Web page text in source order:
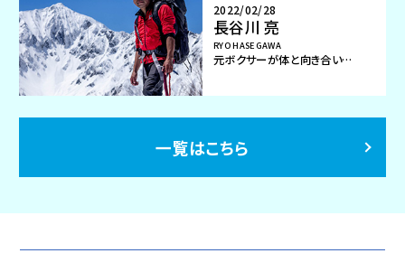
2022/02/28
長谷川 亮
RYO HASEGAWA
元ボクサーが体と向き合い
一覧はこちら